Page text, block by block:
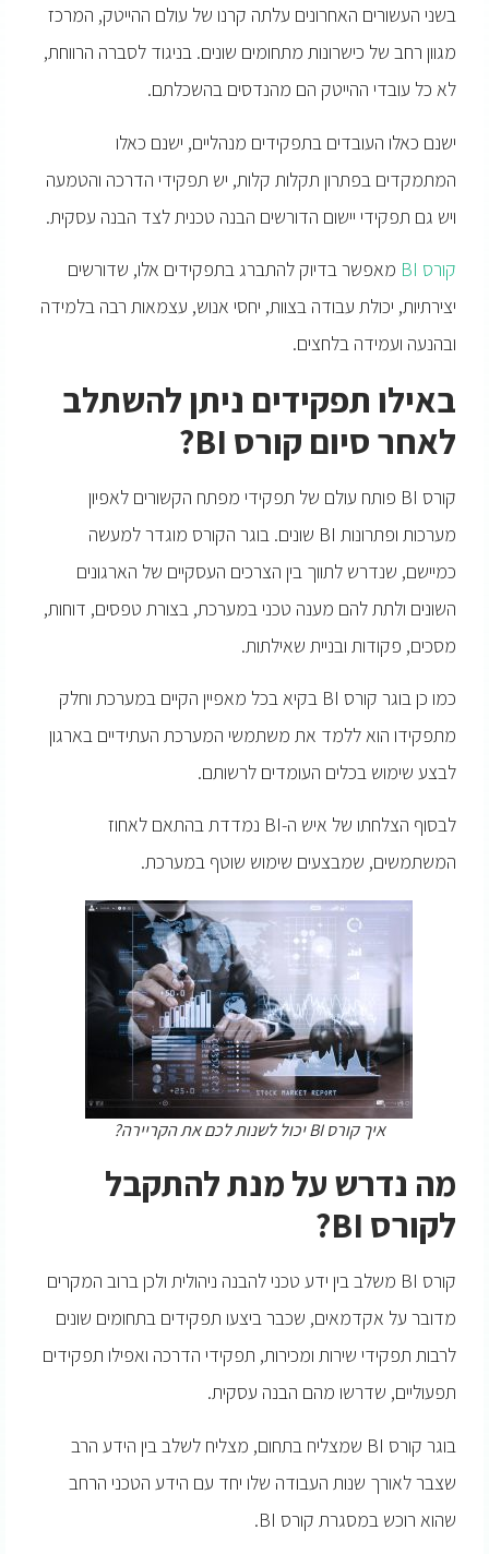
בשני העשורים האחרונים עלתה קרנו של עולם ההייטק, המרכז
מגוון רחב של כישרונות מתחומים שונים. בניגוד לסברה הרווחת,
לא כל עובדי ההייטק הם מהנדסים בהשכלתם.
ישנם כאלו העובדים בתפקידים מנהליים, ישנם כאלו
המתמקדים בפתרון תקלות קלות, יש תפקידי הדרכה והטמעה
ויש גם תפקידי יישום הדורשים הבנה טכנית לצד הבנה עסקית.
קורס BI
מאפשר בדיוק להתברג בתפקידים אלו, שדורשים
יצירתיות, יכולת עבודה בצוות, יחסי אנוש, עצמאות רבה בלמידה
ובהנעה ועמידה בלחצים.
באילו תפקידים ניתן להשתלב
לאחר סיום קורס BI
?
קורס BI פותח עולם של תפקידי מפתח הקשורים לאפיון
מערכות ופתרונות BI שונים. בוגר הקורס מוגדר למעשה
כמיישם, שנדרש לתווך בין הצרכים העסקיים של הארגונים
השונים ולתת להם מענה טכני במערכת, בצורת טפסים, דוחות,
מסכים, פקודות ובניית שאילתות.
כמו כן בוגר קורס BI בקיא בכל מאפיין הקיים במערכת וחלק
מתפקידו הוא ללמד את משתמשי המערכת העתידיים בארגון
לבצע שימוש בכלים העומדים לרשותם.
לבסוף הצלחתו של איש ה-BI נמדדת בהתאם לאחוז
המשתמשים, שמבצעים שימוש שוטף במערכת.
איך קורס BI יכול לשנות לכם את הקריירה?
מה נדרש על מנת להתקבל
לקורס BI
?
קורס BI משלב בין ידע טכני להבנה ניהולית ולכן ברוב המקרים
מדובר על אקדמאים, שכבר ביצעו תפקידים בתחומים שונים
לרבות תפקידי שירות ומכירות, תפקידי הדרכה ואפילו תפקידים
תפעוליים, שדרשו מהם הבנה עסקית.
בוגר קורס BI שמצליח בתחום, מצליח לשלב בין הידע הרב
שצבר לאורך שנות העבודה שלו יחד עם הידע הטכני הרחב
שהוא רוכש במסגרת קורס BI.